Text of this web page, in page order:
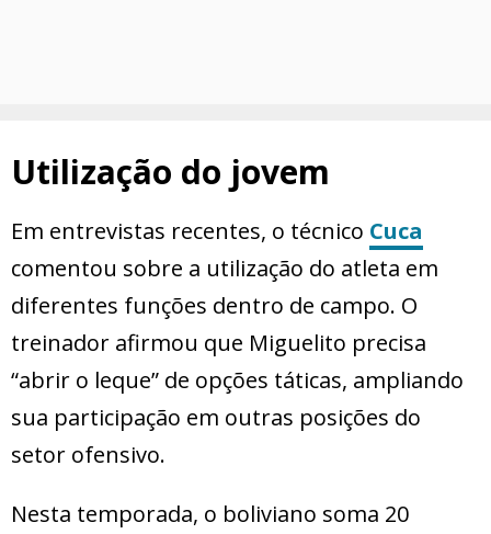
Utilização do jovem
Em entrevistas recentes, o técnico Cuca
comentou sobre a utilização do atleta em
diferentes funções dentro de campo. O
treinador afirmou que Miguelito precisa
“abrir o leque” de opções táticas, ampliando
sua participação em outras posições do
setor ofensivo.
Nesta temporada, o boliviano soma 20